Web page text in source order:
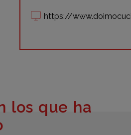
https://
los que ha